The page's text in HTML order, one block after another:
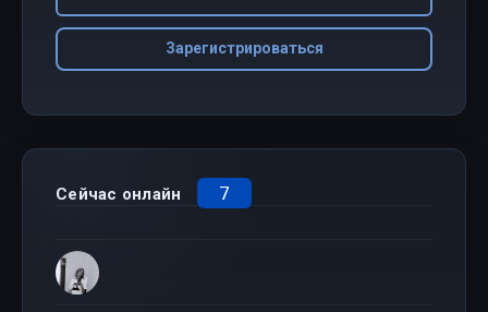
Зарегистрироваться
Сейчас онлайн 7